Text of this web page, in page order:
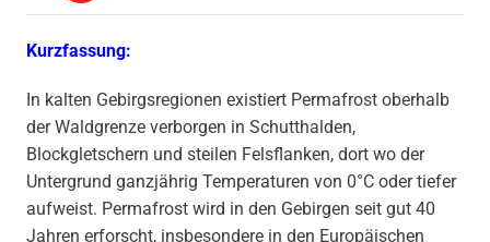
Kurzfassung:
In kalten Gebirgsregionen existiert Permafrost oberhalb
der Waldgrenze verborgen in Schutthalden,
Blockgletschern und steilen Felsflanken, dort wo der
Untergrund ganzjährig Temperaturen von 0°C oder tiefer
aufweist. Permafrost wird in den Gebirgen seit gut 40
Jahren erforscht, insbesondere in den Europäischen